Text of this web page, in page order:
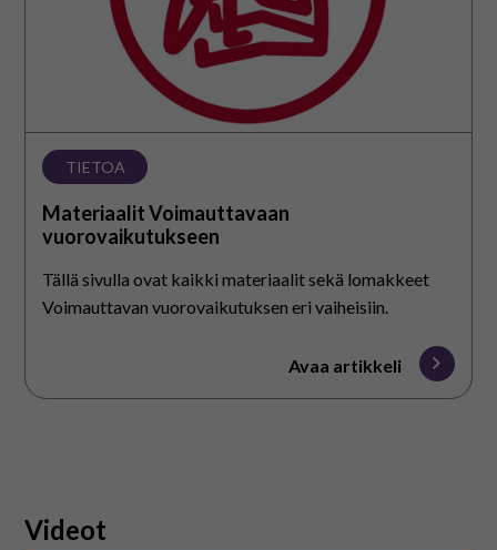
TIETOA
Materiaalit Voimauttavaan
vuorovaikutukseen
Tällä sivulla ovat kaikki materiaalit sekä lomakkeet
Voimauttavan vuorovaikutuksen eri vaiheisiin.
Avaa artikkeli
Videot